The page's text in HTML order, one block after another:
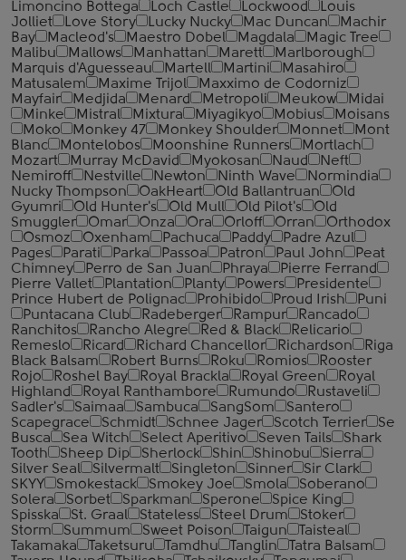
Limoncino Bottega
Loch Castle Lockwood
Louis
Jolliet
Love Story Lucky Nucky Mac Duncan
Machir
Bay
Macleod's Maestro Dobel Magdala
Magic Tree
Malibu
Mallows Manhattan Marett
Marlborough
Marquis d'Aguesseau
Martell Martini
Masahiro
Matusalem
Maxime Trijol
Maxximo de Codorniz
Mayfair
Medjida Menard Metropoli Meukow
Midai
Minke
Mistral Mixtura Miyagikyo Mobius
Moisans
Moko
Monkey 47 Monkey Shoulder Monnet
Mont
Blanc
Montelobos Moonshine Runners
Mortlach
Mozart
Murray McDavid Myokosan Naud
Neft
Nemiroff
Nestville Newton Ninth Wave
Normindia
Nucky Thompson
OakHeart Old Ballantruan
Old
Gyumri
Old Hunter's Old Mull Old Pilot's
Old
Smuggler
Omar Onza Ora Orloff Orran
Orthodox
Osmoz
Oxenham Pachuca Paddy
Padre Azul
Pages
Parati Parka Passoa Patron Paul John
Peat
Chimney
Perro de San Juan Phraya
Pierre Ferrand
Pierre Vallet
Plantation Planty Powers
Presidente
Prince Hubert de Polignac
Prohibido Proud Irish
Puni
Puntacana Club
Radeberger Rampur
Rancado
Ranchitos
Rancho Alegre Red & Black
Relicario
Remeslo
Ricard Richard Chancellor Richardson
Riga
Black Balsam
Robert Burns Roku Romios
Rooster
Rojo
Roshel Bay Royal Brackla Royal Green
Royal
Highland
Royal Ranthambore Rumundo
Rustaveli
Sadler's
Saimaa Sambuca SangSom
Santero
Scapegrace
Schmidt Schnee Jager Scotch Terrier
Se
Busca
Sea Witch Select Aperitivo Seven Tails
Shark
Tooth
Sheep Dip Sherlock Shin Shinobu
Sierra
Silver Seal
Silvermalt Singleton Sinner
Sir Clark
SKYY
Smokestack Smokey Joe Smola
Soberano
Solera
Sorbet Sparkman Sperone
Spice King
Spisska
St. Graal Stateless Steel Drum
Stoker
Storm
Summum Sweet Poison Taigun
Taisteal
Takamaka
Taketsuru Tamdhu Tanglin
Tatra Balsam